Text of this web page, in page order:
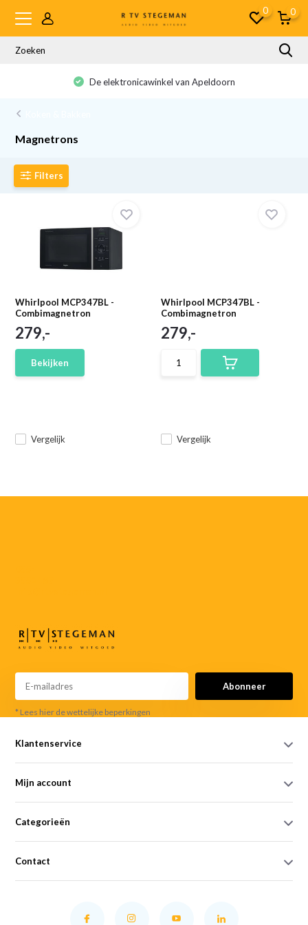
0 0
De elektronicawinkel van Apeldoorn
Magnetrons
Filters
Whirlpool MCP347BL -
Combimagnetron
Vergelijk
279,-
Bekijken
Whirlpool MCP347BL -
Combimagnetron
Vergelijk
279,-
Abonneer
* Lees hier de wettelijke beperkingen
Klantenservice
Mijn account
Categorieën
Contact